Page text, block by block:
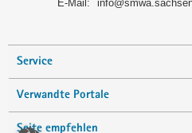
E-Mail:
Service
Verwandte Portale
Seite empfehlen